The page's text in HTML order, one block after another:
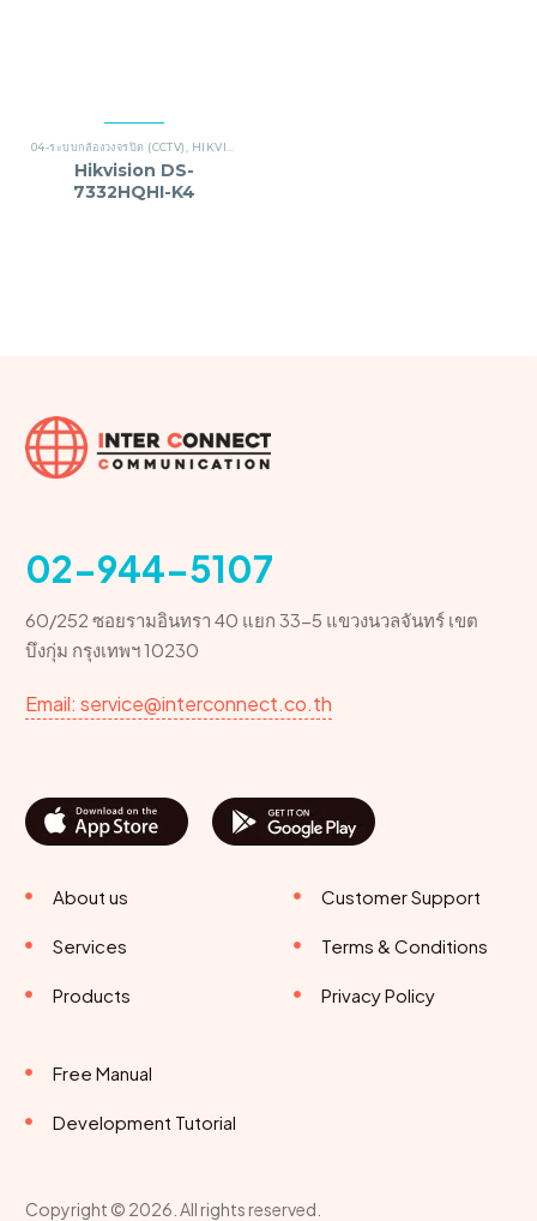
04-ระบบกล้องวงจรปิด (CCTV) HIKVISION
Hikvision DS-
7332HQHI-K4
02-944-5107
60/252 ซอยรามอินทรา 40 แยก 33-5 แขวงนวลจันทร์ เขต
บึงกุ่ม กรุงเทพฯ 10230
Email: service@interconnect.co.th
About us
Services
Products
Customer Support
Terms & Conditions
Privacy Policy
Free Manual
Development Tutorial
Copyright © 2026. All rights reserved.